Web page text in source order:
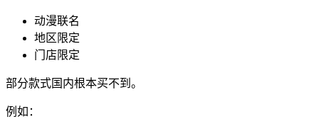
动漫联名
地区限定
门店限定
部分款式国内根本买不到。
例如：